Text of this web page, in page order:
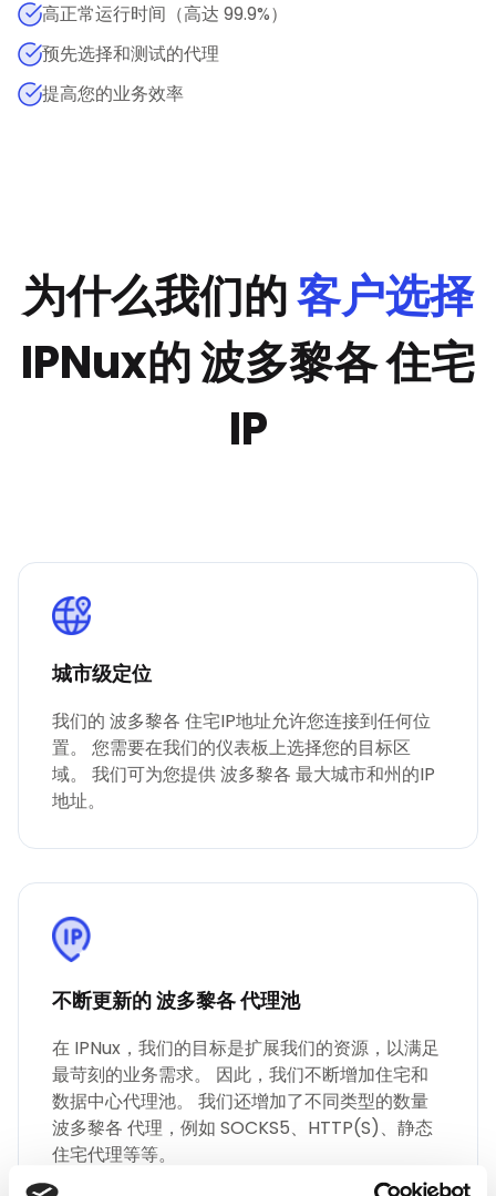
高正常运行时间（高达 99.9%）
预先选择和测试的代理
提高您的业务效率
为什么我们的客户选择
IPNux的 波多黎各 住宅
IP
城市级定位
我们的 波多黎各 住宅IP地址允许您连接到任何位
置。 您需要在我们的仪表板上选择您的目标区
域。 我们可为您提供 波多黎各 最大城市和州的IP
地址。
不断更新的 波多黎各 代理池
在 IPNux，我们的目标是扩展我们的资源，以满足
最苛刻的业务需求。 因此，我们不断增加住宅和
数据中心代理池。 我们还增加了不同类型的数量
波多黎各 代理，例如 SOCKS5、HTTP(S)、静态
住宅代理等等。